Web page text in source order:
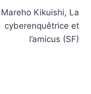
Mareho Kikuishi, La
cyberenquêtrice et
l’amicus (SF)